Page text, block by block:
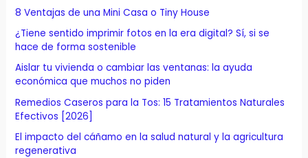
p
r
:
8 Ventajas de una Mini Casa o Tiny House
¿Tiene sentido imprimir fotos en la era digital? Sí, si se
hace de forma sostenible
Aislar tu vivienda o cambiar las ventanas: la ayuda
económica que muchos no piden
Remedios Caseros para la Tos: 15 Tratamientos Naturales
Efectivos [2026]
El impacto del cáñamo en la salud natural y la agricultura
regenerativa